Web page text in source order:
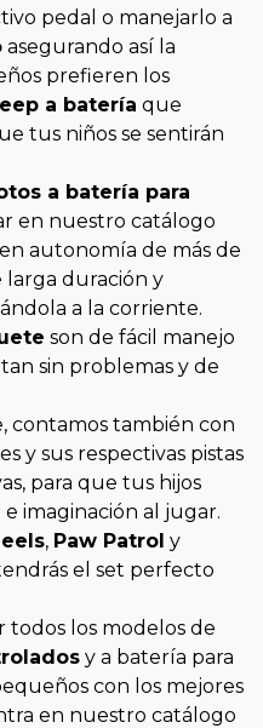
pedal o manejarlo a
asegurando así la
prefieren los
a batería que
tus niños se sentirán
a batería para
en nuestro catálogo
autonomía de más de
larga duración y
a la corriente.
son de fácil manejo
sin problemas y de
contamos también con
y sus respectivas pistas
para que tus hijos
imaginación al jugar.
, Paw Patrol y
el set perfecto
todos los modelos de
y a batería para
con los mejores
en nuestro catálogo